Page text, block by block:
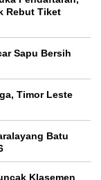
Rebut Tiket
Sapu Bersih
Timor Leste
Batu
Klasemen